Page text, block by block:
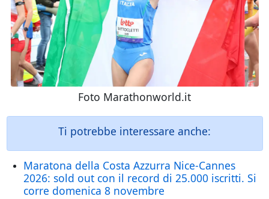
Foto Marathonworld.it
Ti potrebbe interessare anche:
Maratona della Costa Azzurra Nice-Cannes
2026: sold out con il record di 25.000 iscritti. Si
corre domenica 8 novembre